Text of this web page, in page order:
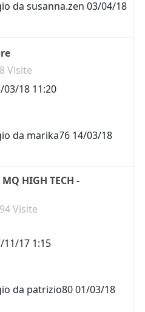
da susanna.zen 03/04/18
Visite
03/18 11:20
da marika76 14/03/18
MQ HIGH TECH -
Visite
11/17 1:15
da patrizio8001/03/18